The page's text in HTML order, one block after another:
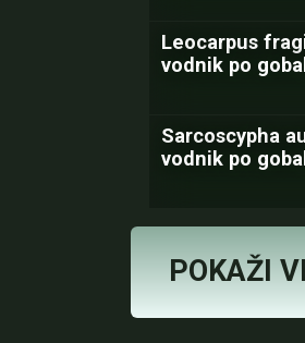
Leocarpus
vodnik po
Sarcoscypha
vodnik po
POKAŽI